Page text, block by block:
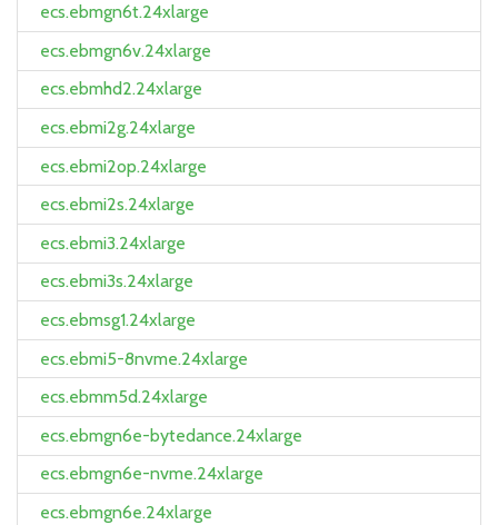
ecs.ebmgn6t.24xlarge
ecs.ebmgn6v.24xlarge
ecs.ebmhd2.24xlarge
ecs.ebmi2g.24xlarge
ecs.ebmi2op.24xlarge
ecs.ebmi2s.24xlarge
ecs.ebmi3.24xlarge
ecs.ebmi3s.24xlarge
ecs.ebmsg1.24xlarge
ecs.ebmi5-8nvme.24xlarge
ecs.ebmm5d.24xlarge
ecs.ebmgn6e-bytedance.24xlarge
ecs.ebmgn6e-nvme.24xlarge
ecs.ebmgn6e.24xlarge